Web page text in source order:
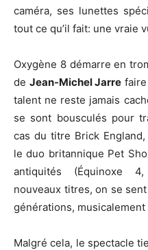
caméra, ses lunettes
tout ce qu’il fait: une vraie
Oxygène 8 démarre en
de Jean-Michel Jarre
talent ne reste jamais
se sont bousculés pour
cas du titre Brick
le duo britannique Pet
antiquités (Équinoxe
nouveaux titres, on se
générations, musicalement
Malgré cela, le spectacle